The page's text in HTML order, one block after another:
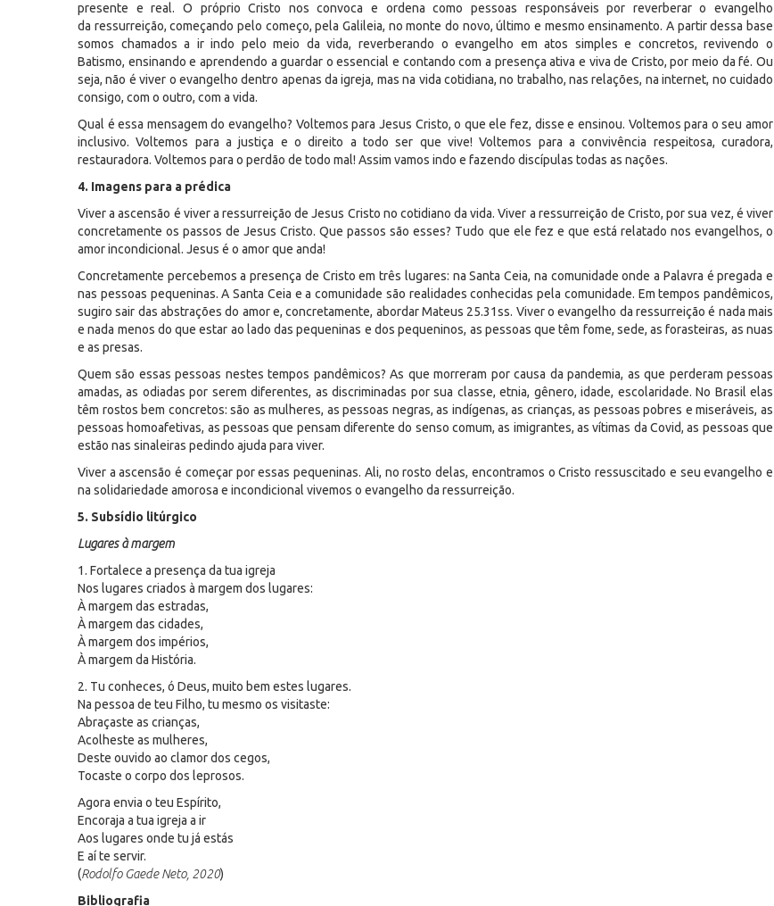
presente e real. O próprio Cristo nos convoca e ordena como pessoas responsáveis por reverberar o evangelho
da ressurreição, começando pelo começo, pela Galileia, no monte do novo, último e mesmo ensinamento. A partir dessa base
somos chamados a ir indo pelo meio da vida, reverberando o evangelho em atos simples e concretos, revivendo o
Batismo, ensinando e aprendendo a guardar o essencial e contando com a presença ativa e viva de Cristo, por meio da fé. Ou
seja, não é viver o evangelho dentro apenas da igreja, mas na vida cotidiana, no trabalho, nas relações, na internet, no cuidado
consigo, com o outro, com a vida.
Qual é essa mensagem do evangelho? Voltemos para Jesus Cristo, o que ele fez, disse e ensinou. Voltemos para o seu amor
inclusivo. Voltemos para a justiça e o direito a todo ser que vive! Voltemos para a convivência respeitosa, curadora,
restauradora. Voltemos para o perdão de todo mal! Assim vamos indo e fazendo discípulas todas as nações.
4. Imagens para a prédica
Viver a ascensão é viver a ressurreição de Jesus Cristo no cotidiano da vida. Viver a ressurreição de Cristo, por sua vez, é viver
concretamente os passos de Jesus Cristo. Que passos são esses? Tudo que ele fez e que está relatado nos evangelhos, o
amor incondicional. Jesus é o amor que anda!
Concretamente percebemos a presença de Cristo em três lugares: na Santa Ceia, na comunidade onde a Palavra é pregada e
nas pessoas pequeninas. A Santa Ceia e a comunidade são realidades conhecidas pela comunidade. Em tempos pandêmicos,
sugiro sair das abstrações do amor e, concretamente, abordar Mateus 25.31ss. Viver o evangelho da ressurreição é nada mais
e nada menos do que estar ao lado das pequeninas e dos pequeninos, as pessoas que têm fome, sede, as forasteiras, as nuas
e as presas.
Quem são essas pessoas nestes tempos pandêmicos? As que morreram por causa da pandemia, as que perderam pessoas
amadas, as odiadas por serem diferentes, as discriminadas por sua classe, etnia, gênero, idade, escolaridade. No Brasil elas
têm rostos bem concretos: são as mulheres, as pessoas negras, as indígenas, as crianças, as pessoas pobres e miseráveis, as
pessoas homoafetivas, as pessoas que pensam diferente do senso comum, as imigrantes, as vítimas da Covid, as pessoas que
estão nas sinaleiras pedindo ajuda para viver.
Viver a ascensão é começar por essas pequeninas. Ali, no rosto delas, encontramos o Cristo ressuscitado e seu evangelho e
na solidariedade amorosa e incondicional vivemos o evangelho da ressurreição.
5. Subsídio litúrgico
Lugares à margem
1. Fortalece a presença da tua igreja
Nos lugares criados à margem dos lugares:
À margem das estradas,
À margem das cidades,
À margem dos impérios,
À margem da História.
2. Tu conheces, ó Deus, muito bem estes lugares.
Na pessoa de teu Filho, tu mesmo os visitaste:
Abraçaste as crianças,
Acolheste as mulheres,
Deste ouvido ao clamor dos cegos,
Tocaste o corpo dos leprosos.
Agora envia o teu Espírito,
Encoraja a tua igreja a ir
Aos lugares onde tu já estás
E aí te servir.
(Rodolfo Gaede Neto, 2020)
Bibliografia